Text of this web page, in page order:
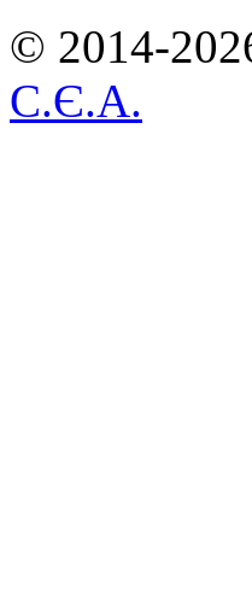
© 2014-
С.Є.А.